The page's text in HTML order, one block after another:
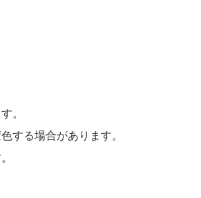
。
する場合があります。